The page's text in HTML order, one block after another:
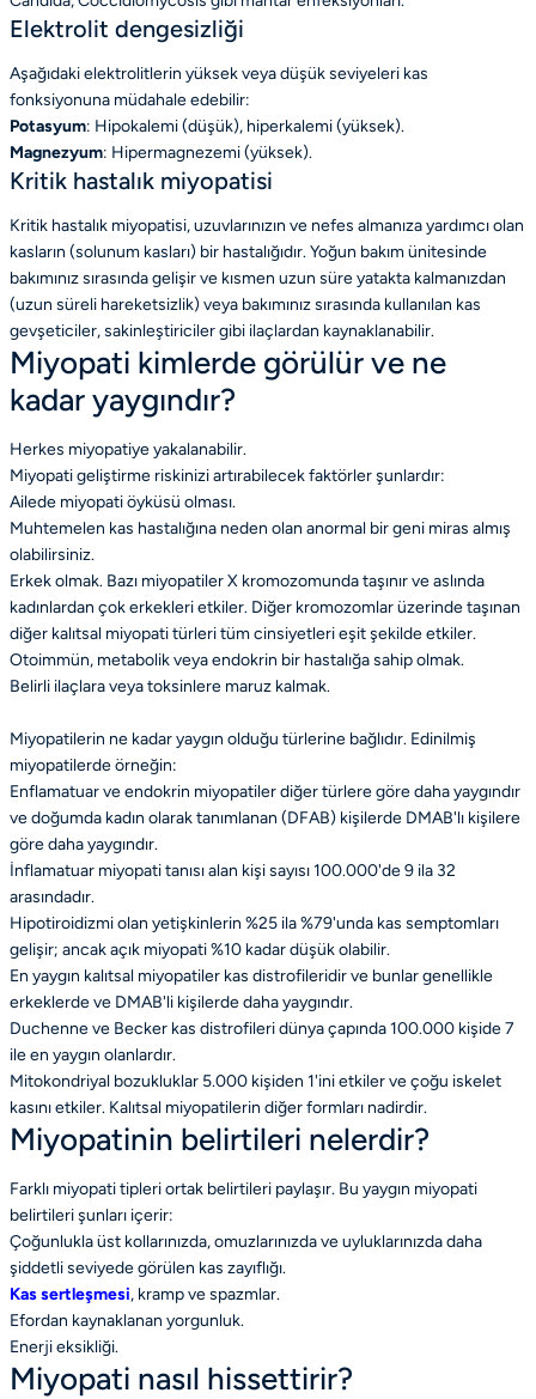
Elektrolit dengesizliği
Aşağıdaki elektrolitlerin yüksek veya düşük seviyeleri kas
fonksiyonuna müdahale edebilir:
Potasyum: Hipokalemi (düşük), hiperkalemi (yüksek).
Magnezyum: Hipermagnezemi (yüksek).
Kritik hastalık miyopatisi
Kritik hastalık miyopatisi, uzuvlarınızın ve nefes almanıza yardımcı olan
kasların (solunum kasları) bir hastalığıdır. Yoğun bakım ünitesinde
bakımınız sırasında gelişir ve kısmen uzun süre yatakta kalmanızdan
(uzun süreli hareketsizlik) veya bakımınız sırasında kullanılan kas
gevşeticiler, sakinleştiriciler gibi ilaçlardan kaynaklanabilir.
Miyopati kimlerde görülür ve ne
kadar yaygındır?
Herkes miyopatiye yakalanabilir.
Miyopati geliştirme riskinizi artırabilecek faktörler şunlardır:
Ailede miyopati öyküsü olması.
Muhtemelen kas hastalığına neden olan anormal bir geni miras almış
olabilirsiniz.
Erkek olmak. Bazı miyopatiler X kromozomunda taşınır ve aslında
kadınlardan çok erkekleri etkiler. Diğer kromozomlar üzerinde taşınan
diğer kalıtsal miyopati türleri tüm cinsiyetleri eşit şekilde etkiler.
Otoimmün, metabolik veya endokrin bir hastalığa sahip olmak.
Belirli ilaçlara veya toksinlere maruz kalmak.
Miyopatilerin ne kadar yaygın olduğu türlerine bağlıdır. Edinilmiş
miyopatilerde örneğin:
Enflamatuar ve endokrin miyopatiler diğer türlere göre daha yaygındır
ve doğumda kadın olarak tanımlanan (DFAB) kişilerde DMAB'lı kişilere
göre daha yaygındır.
İnflamatuar miyopati tanısı alan kişi sayısı 100.000'de 9 ila 32
arasındadır.
Hipotiroidizmi olan yetişkinlerin %25 ila %79'unda kas semptomları
gelişir; ancak açık miyopati %10 kadar düşük olabilir.
En yaygın kalıtsal miyopatiler kas distrofileridir ve bunlar genellikle
erkeklerde ve DMAB'li kişilerde daha yaygındır.
Duchenne ve Becker kas distrofileri dünya çapında 100.000 kişide 7
ile en yaygın olanlardır.
Mitokondriyal bozukluklar 5.000 kişiden 1'ini etkiler ve çoğu iskelet
kasını etkiler. Kalıtsal miyopatilerin diğer formları nadirdir.
Miyopatinin belirtileri nelerdir?
Farklı miyopati tipleri ortak belirtileri paylaşır. Bu yaygın miyopati
belirtileri şunları içerir:
Çoğunlukla üst kollarınızda, omuzlarınızda ve uyluklarınızda daha
şiddetli seviyede görülen kas zayıflığı.
Kas sertleşmesi, kramp ve spazmlar.
Efordan kaynaklanan yorgunluk.
Enerji eksikliği.
Miyopati nasıl hissettirir?